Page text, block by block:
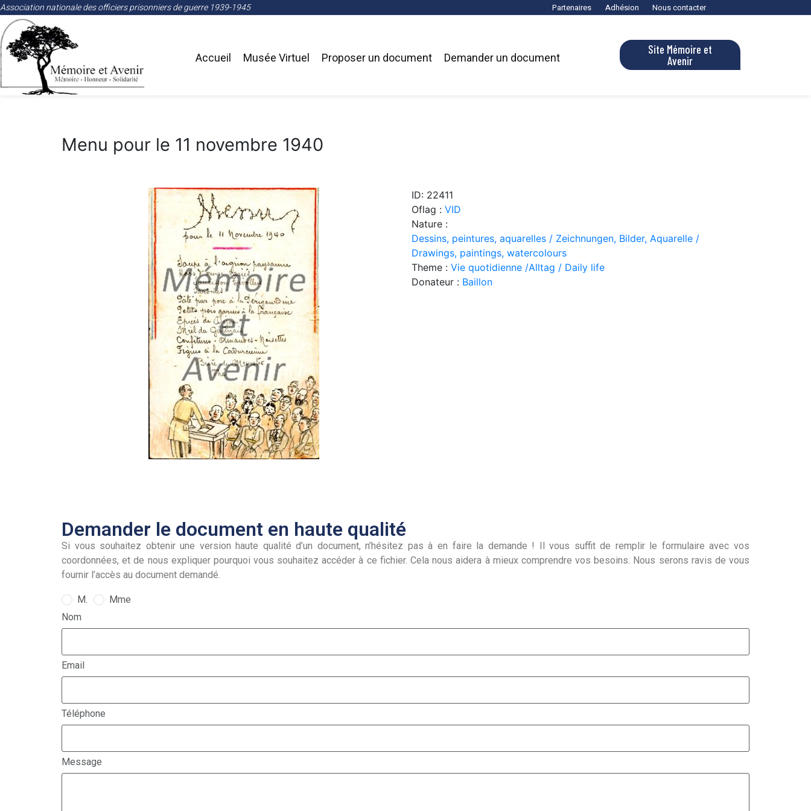
Association nationale des officiers prisonniers de guerre 1939-1945 Partenaires Adhésion Nous contacter
Accueil Musée Virtuel Proposer un document Demander un document
Site Mémoire et
Avenir
Menu pour le 11 novembre 1940
ID: 22411
Oflag : VID
Nature :
Dessins, peintures, aquarelles / Zeichnungen, Bilder, Aquarelle /
Drawings, paintings, watercolours
Theme : Vie quotidienne /Alltag / Daily life
Donateur : Baillon
Demander le document en haute qualité
Si vous souhaitez obtenir une version haute qualité d’un document, n’hésitez pas à en faire la demande ! Il vous suffit de remplir le formulaire avec vos
coordonnées, et de nous expliquer pourquoi vous souhaitez accéder à ce fichier. Cela nous aidera à mieux comprendre vos besoins. Nous serons ravis de vous
fournir l’accès au document demandé.
M.
Mme
Nom
Email
Téléphone
Message